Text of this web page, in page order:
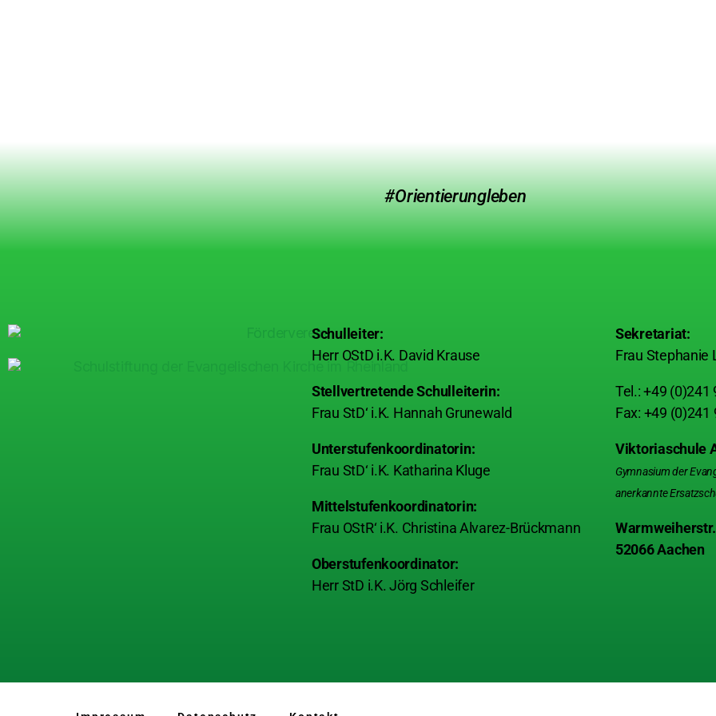
#Orientierungleben
Schulleiter:
Herr OStD i.K. David Krause
Stellvertretende Schulleiterin:
Frau StD‘ i.K. Hannah Grunewald
Unterstufenkoordinatorin:
Frau StD‘ i.K. Katharina Kluge
Mittelstufenkoordinatorin:
Frau OStR‘ i.K. Christina Alvarez-Brückmann
Oberstufenkoordinator:
Herr StD i.K. Jörg Schleifer
Sekretariat:
Frau Stephanie
Tel.: +49 (0)241
Fax: +49 (0)241
Viktoriaschule
Gymnasium der
anerkannte
52066 Aachen